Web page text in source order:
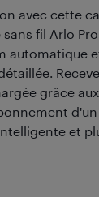
avec cette
fil Arlo
automatique
grâce
et